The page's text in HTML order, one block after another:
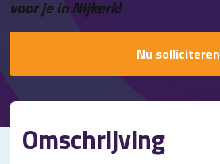
voor je in Nijkerk!
Nu solliciteren
Omschrijving